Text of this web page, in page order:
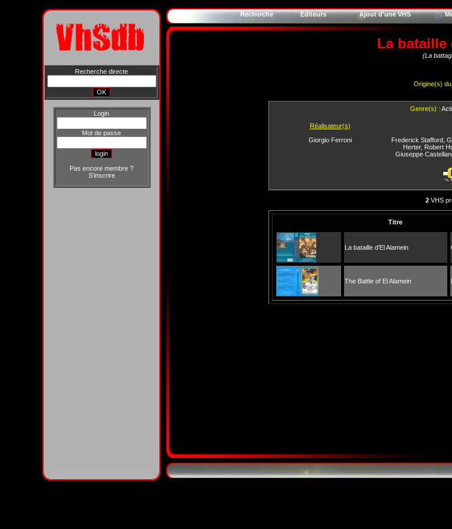
Recherche directe
Login
Mot de passe
Pas encore membre ?
S'inscrire
Recherche Editeurs Ajout d'une VHS
La bataille
(La
Origine(s) du
Genre(s) :
Réalisateur(s)
Giorgio Ferroni
Frederick Stafford
Herter, Robert
Giuseppe
2 VHS
Titre
La bataille d'El Alamein
The Battle of El Alamein